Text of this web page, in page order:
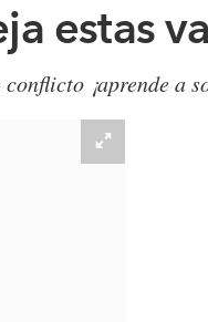
estas
¡aprende a